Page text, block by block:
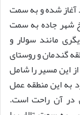
آغاز شده و به سمت
شهر جاده به سمت
مانند سولار و
گندمان و روستای
۷۲ بخش عمده ای از این مسیر را شامل
به این منطقه عمل
در آن راحت است.